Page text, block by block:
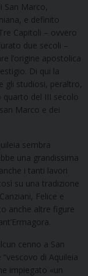
San Marco,
e definito
Capitoli – ovvero
due secoli –
l’origine apostolica
Di qui la
gli studiosi, peraltro,
quarto del III secolo
Marco e dei
sembra
una grandissima
i tanti lavori
su una tradizione
Felice e
anche altre figure
cenno a San
di Aquileia
impiegato «un